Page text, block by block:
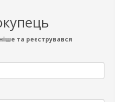
та реєструвався